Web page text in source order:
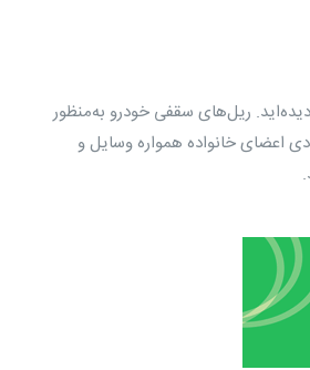
ریل‌های سقفی خودرو به‌منظور
اعضای خانواده همواره وسایل و